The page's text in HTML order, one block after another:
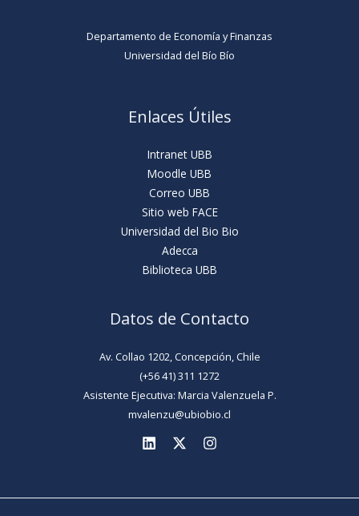
Departamento de Economía y Finanzas
Universidad del Bío Bío
Enlaces Útiles
Intranet UBB
Moodle UBB
Correo UBB
Sitio web FACE
Universidad del Bio Bio
Adecca
Biblioteca UBB
Datos de Contacto
Av. Collao 1202, Concepción, Chile
(+56 41) 311 1272
Asistente Ejecutiva: Marcia Valenzuela P.
mvalenzu@ubiobio.cl